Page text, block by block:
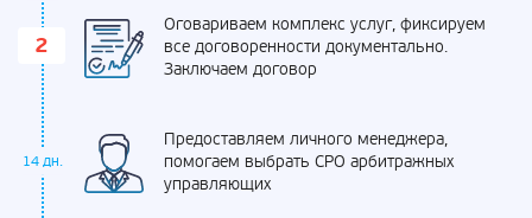
Оговариваем комплекс услуг, фиксируем
все договоренности документально.
Заключаем договор
14 дн.
Предоставляем личного менеджера,
помогаем выбрать СРО арбитражных
управляющих